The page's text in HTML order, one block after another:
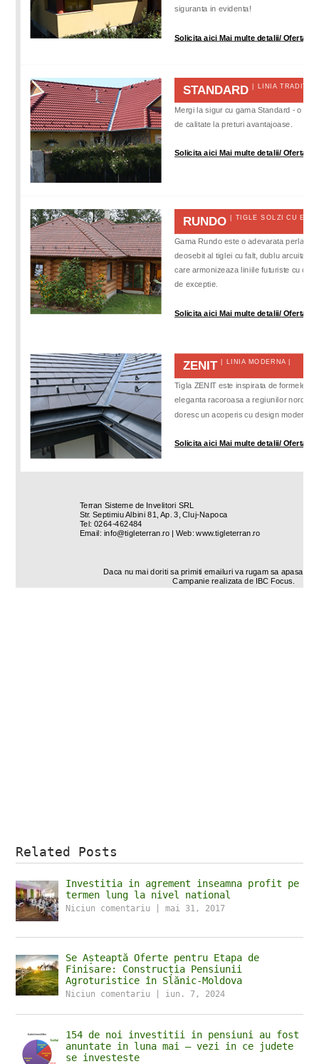
Related Posts
Investitia in agrement inseamna profit pe
termen lung la nivel national
Niciun comentariu |mai 31, 2017
Se Așteaptă Oferte pentru Etapa de
Finisare: Construcția Pensiunii
Agroturistice în Slănic-Moldova
Niciun comentariu iun. 7, 2024
154 de noi investitii in pensiuni au fost
anuntate in luna mai – vezi in ce judete
se investeste